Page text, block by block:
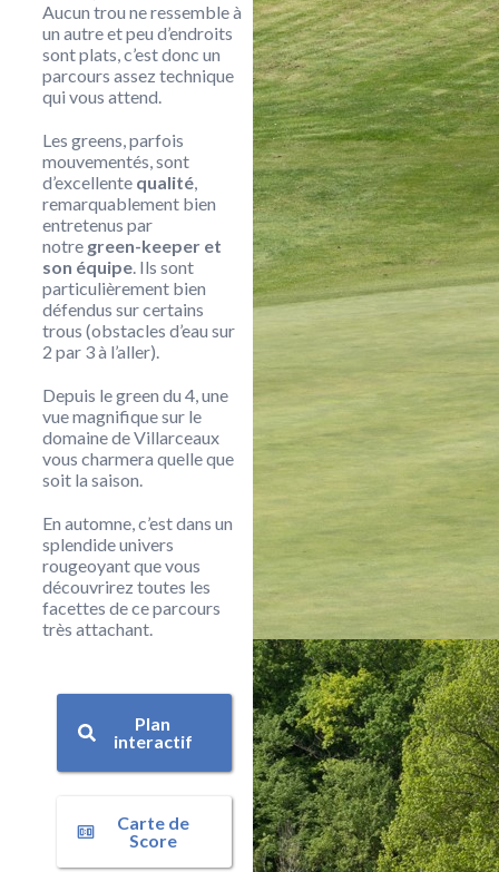
Aucun trou ne ressemble à
un autre et peu d’endroits
sont plats, c’est donc un
parcours assez technique
qui vous attend.
Les greens, parfois
mouvementés, sont
d’excellente qualité,
remarquablement bien
entretenus par
notre green-keeper et
son équipe. Ils sont
particulièrement bien
défendus sur certains
trous (obstacles d’eau sur
2 par 3 à l’aller).
Depuis le green du 4, une
vue magnifique sur le
domaine de Villarceaux
vous charmera quelle que
soit la saison.
En automne, c’est dans un
splendide univers
rougeoyant que vous
découvrirez toutes les
facettes de ce parcours
très attachant.
Plan
interactif
Carte de
Score